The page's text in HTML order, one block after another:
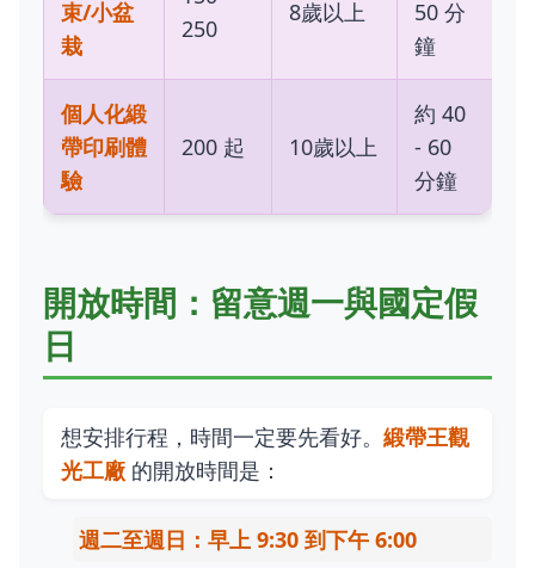
束/小盆
栽
250
8歲以上
50 分
鐘
個人化緞
帶印刷體
驗
200 起 10歲以上
約 40
- 60
分鐘
開放時間：留意週一與國定假
日
想安排行程，時間一定要先看好。 緞帶王觀
光工廠 的開放時間是：
週二至週日：早上 9:30 到下午 6:00